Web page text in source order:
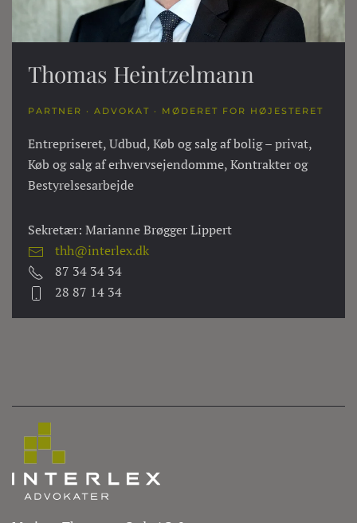
Thomas Heintzelmann
PARTNER · ADVOKAT · MØDERET FOR HØJESTERET
Entrepriseret, Udbud, Køb og salg af bolig – privat,
Køb og salg af erhvervsejendomme, Kontrakter og
Bestyrelsesarbejde
Sekretær: Marianne Brøgger Lippert
thh@interlex.dk
87 34 34 34
28 87 14 34